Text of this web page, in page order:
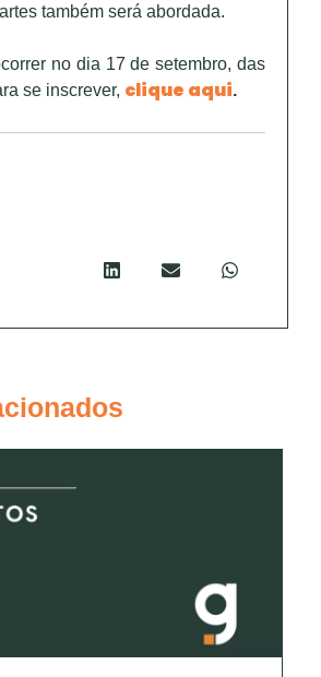
também será abordada.
no dia 17 de setembro, das
se inscrever, clique aqui.